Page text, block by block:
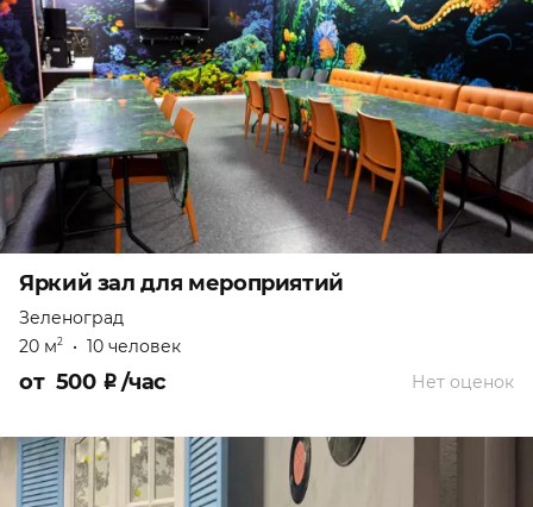
Яркий зал для мероприятий
Зеленоград
20 м2 • 10 человек
Нет оценок
от 500 ₽/час